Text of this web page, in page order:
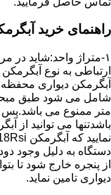
راهنمای خرید
۱-متراژ واحد:شاید در
ارتباطی به نوع آبگرمکن
آبگرمکن دیواری محفظه
باشدتنها می توانید از
دستگاه به دلیل وجود
از پنجره خارج شود تا
دیواری تامین نماید.